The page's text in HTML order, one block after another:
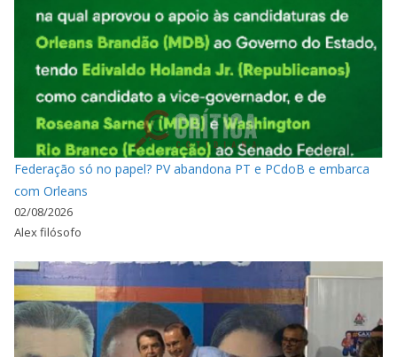
Federação só no papel? PV abandona PT e PCdoB e embarca
com Orleans
02/08/2026
Alex filósofo